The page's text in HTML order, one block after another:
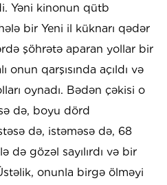
Yəni kinonun qütb
bir Yeni il küknarı qədər
şöhrətə aparan yollar bir
onun qarşısında açıldı və
oynadı. Bədən çəkisi o
də, boyu dörd
də, istəməsə də, 68
də gözəl sayılırdı və bir
onunla birgə ölməyi